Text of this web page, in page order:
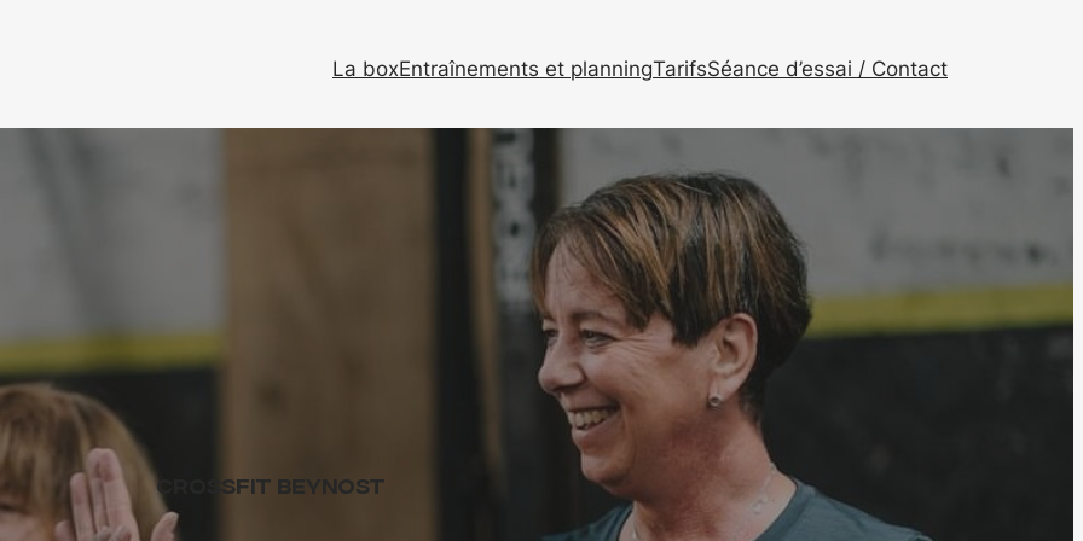
La boxEntraînements et planningTarifsSéance d’essai / Contact
CrossFit Beynost